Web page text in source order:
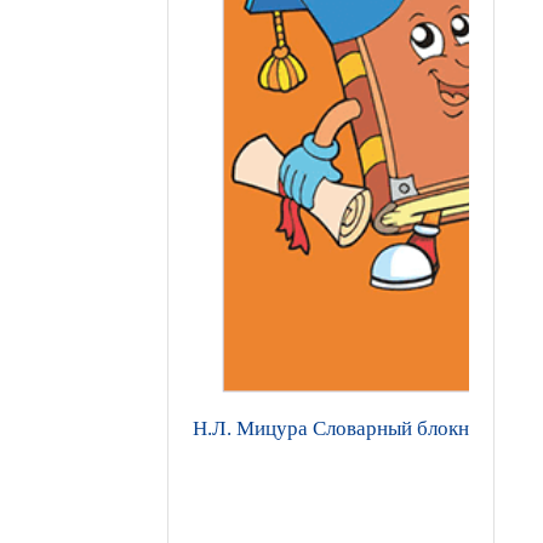
Н.Л. Мицура Словарный блокнот: для